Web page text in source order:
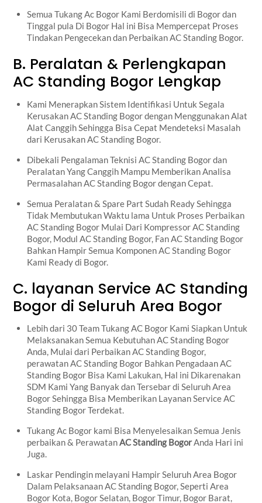
Semua Tukang Ac Bogor Kami Berdomisili di Bogor dan
Tinggal pula Di Bogor Hal ini Bisa Mempercepat Proses
Tindakan Pengecekan dan Perbaikan AC Standing Bogor.
B. Peralatan & Perlengkapan
AC Standing Bogor Lengkap
Kami Menerapkan Sistem Identifikasi Untuk Segala
Kerusakan AC Standing Bogor dengan Menggunakan Alat
Alat Canggih Sehingga Bisa Cepat Mendeteksi Masalah
dari Kerusakan AC Standing Bogor.
Dibekali Pengalaman Teknisi AC Standing Bogor dan
Peralatan Yang Canggih Mampu Memberikan Analisa
Permasalahan AC Standing Bogor dengan Cepat.
Semua Peralatan & Spare Part Sudah Ready Sehingga
Tidak Membutukan Waktu lama Untuk Proses Perbaikan
AC Standing Bogor Mulai Dari Kompressor AC Standing
Bogor, Modul AC Standing Bogor, Fan AC Standing Bogor
Bahkan Hampir Semua Komponen AC Standing Bogor
Kami Ready di Bogor.
C. layanan Service AC Standing
Bogor di Seluruh Area Bogor
Lebih dari 30 Team Tukang AC Bogor Kami Siapkan Untuk
Melaksanakan Semua Kebutuhan AC Standing Bogor
Anda, Mulai dari Perbaikan AC Standing Bogor,
perawatan AC Standing Bogor Bahkan Pengadaan AC
Standing Bogor Bisa Kami Lakukan, Hal ini Dikarenakan
SDM Kami Yang Banyak dan Tersebar di Seluruh Area
Bogor Sehingga Bisa Memberikan Layanan Service AC
Standing Bogor Terdekat.
Tukang Ac Bogor kami Bisa Menyelesaikan Semua Jenis
perbaikan & PerawatanAC Standing BogorAnda Hari ini
Juga.
Laskar Pendingin melayani Hampir Seluruh Area Bogor
Dalam Pelaksanaan AC Standing Bogor, Seperti Area
Bogor Kota, Bogor Selatan, Bogor Timur, Bogor Barat,